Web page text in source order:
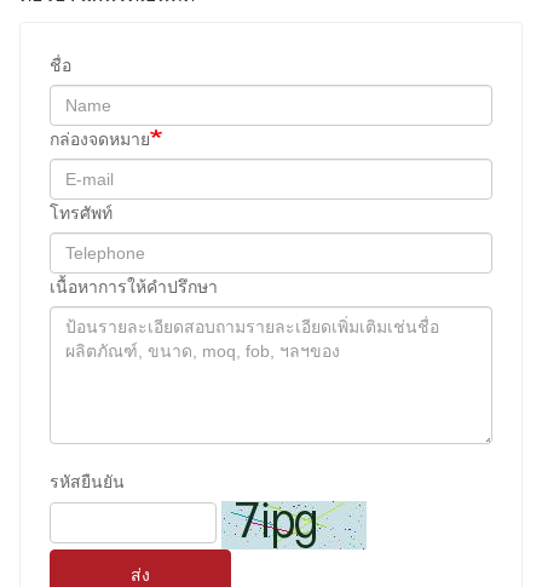
ชื่อ
กล่องจดหมาย
โทรศัพท์
เนื้อหาการให้คําปรึกษา
รหัสยืนยัน
ส่ง